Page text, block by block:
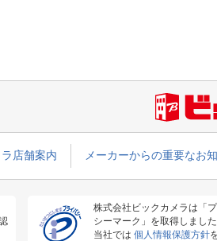
店舗案内 メーカーからの重要なお
株式会社ビックカメラは「
シーマーク」を取得しました
当社では 個人情報保護方針